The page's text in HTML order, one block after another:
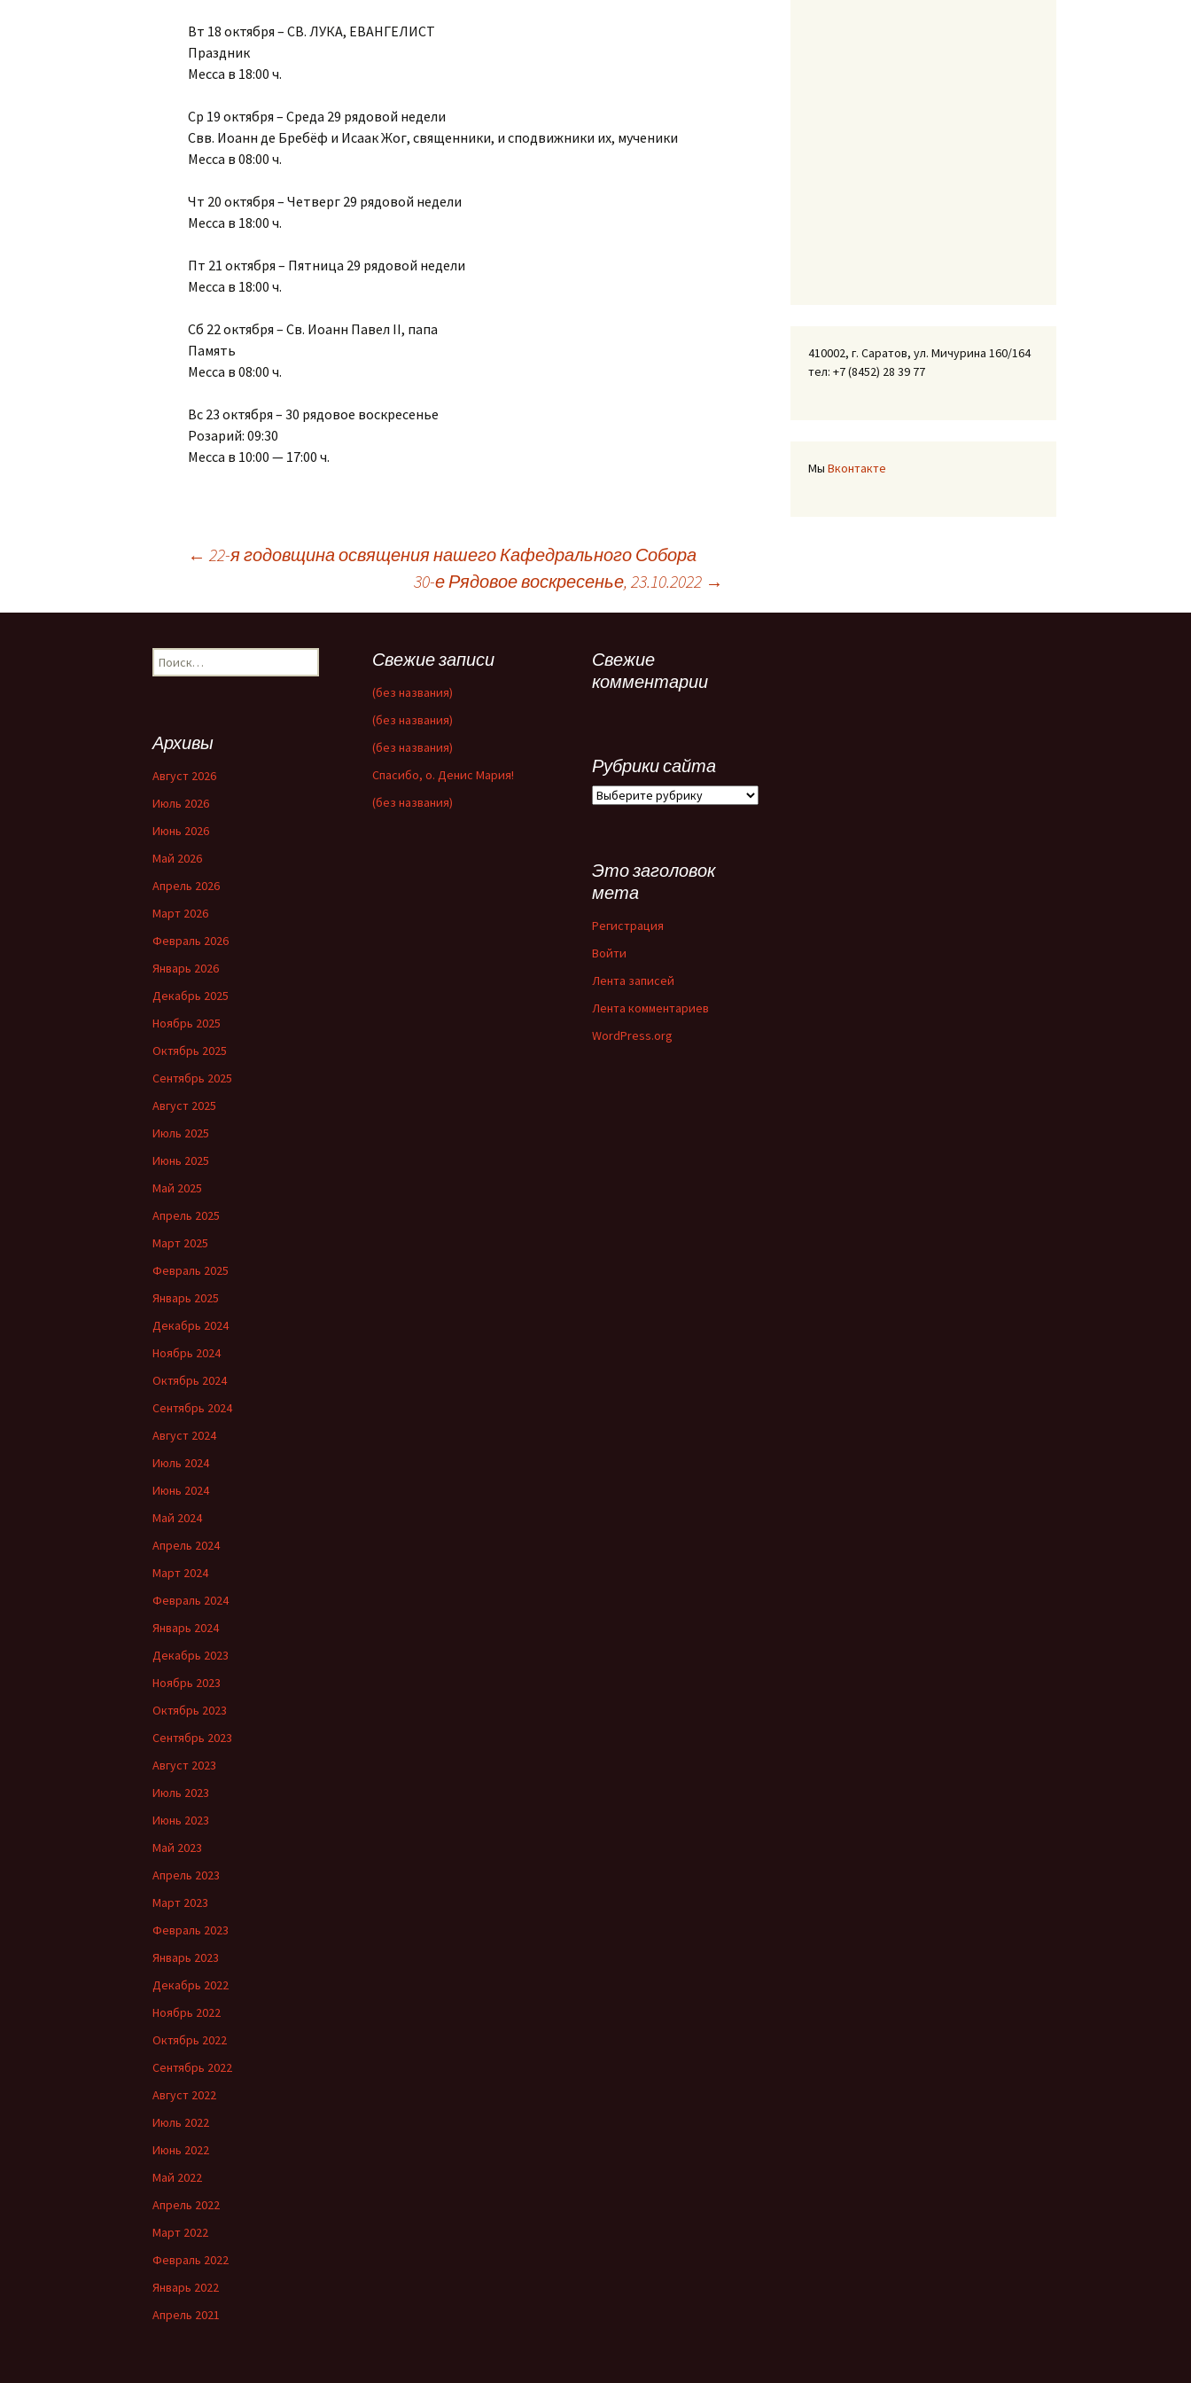
Вт 18 октября – СВ. ЛУКА, ЕВАНГЕЛИСТ
Праздник
Месса в 18:00 ч.
Ср 19 октября – Среда 29 рядовой недели
Свв. Иоанн де Бребёф и Исаак Жог, священники, и сподвижники их, мученики
Месса в 08:00 ч.
Чт 20 октября – Четверг 29 рядовой недели
Месса в 18:00 ч.
Пт 21 октября – Пятница 29 рядовой недели
Месса в 18:00 ч.
Сб 22 октября – Св. Иоанн Павел II, папа
Память
Месса в 08:00 ч.
Вс 23 октября – 30 рядовое воскресенье
Розарий: 09:30
Месса в 10:00 — 17:00 ч.
Навигация
по
записям
← 22-я годовщина освящения нашего Кафедрального Собора
30-е Рядовое воскресенье, 23.10.2022 →
410002, г. Саратов, ул. Мичурина 160/164
тел: +7 (8452) 28 39 77
Мы Вконтакте
Найти: Свежие записи
(без названия)
(без названия)
(без названия)
Спасибо, о. Денис Мария!
(без названия)
Свежие
комментарии
Архивы
Август 2026
Июль 2026
Июнь 2026
Май 2026
Апрель 2026
Март 2026
Февраль 2026
Январь 2026
Декабрь 2025
Ноябрь 2025
Октябрь 2025
Сентябрь 2025
Август 2025
Июль 2025
Июнь 2025
Май 2025
Апрель 2025
Март 2025
Февраль 2025
Январь 2025
Декабрь 2024
Ноябрь 2024
Октябрь 2024
Сентябрь 2024
Август 2024
Июль 2024
Июнь 2024
Май 2024
Апрель 2024
Март 2024
Февраль 2024
Январь 2024
Декабрь 2023
Ноябрь 2023
Октябрь 2023
Сентябрь 2023
Август 2023
Июль 2023
Июнь 2023
Май 2023
Апрель 2023
Март 2023
Февраль 2023
Январь 2023
Декабрь 2022
Ноябрь 2022
Октябрь 2022
Сентябрь 2022
Август 2022
Июль 2022
Июнь 2022
Май 2022
Апрель 2022
Март 2022
Февраль 2022
Январь 2022
Апрель 2021
Рубрики сайта
Рубрики
Это заголовок
мета
Регистрация
Войти
Лента записей
Лента комментариев
WordPress.org